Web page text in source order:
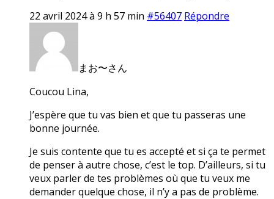
22 avril 2024 à 9 h 57 min #56407 Répondre
まお〜さん
Coucou Lina,
J’espère que tu vas bien et que tu passeras une
bonne journée.
Je suis contente que tu es accepté et si ça te permet
de penser à autre chose, c’est le top. D’ailleurs, si tu
veux parler de tes problèmes où que tu veux me
demander quelque chose, il n’y a pas de problème.